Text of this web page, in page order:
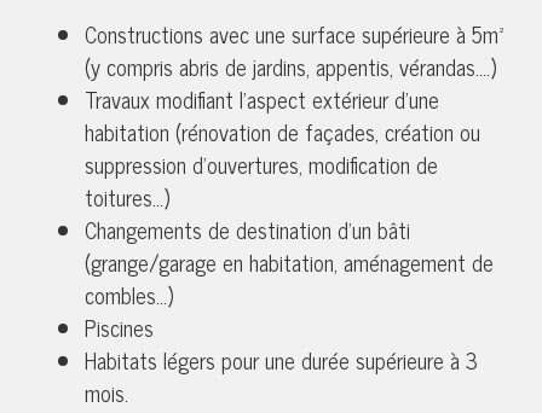
Constructions avec une surface supérieure à 5m²
(y compris abris de jardins, appentis, vérandas….)
Travaux modifiant l’aspect extérieur d’une
habitation (rénovation de façades, création ou
suppression d’ouvertures, modification de
toitures…)
Changements de destination d’un bâti
(grange/garage en habitation, aménagement de
combles…)
Piscines
Habitats légers pour une durée supérieure à 3
mois.